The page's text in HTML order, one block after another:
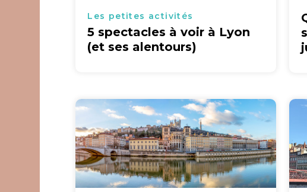
Les petites activités
5 spectacles à voir à Lyon
(et ses alentours)